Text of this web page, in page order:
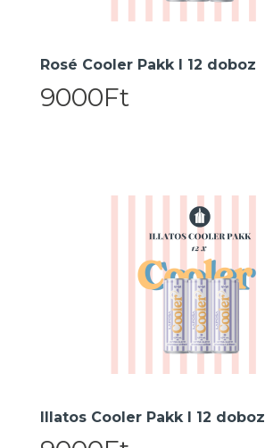
Rosé Cooler Pakk I 12 doboz
9000Ft
Illatos Cooler Pakk I 12 doboz